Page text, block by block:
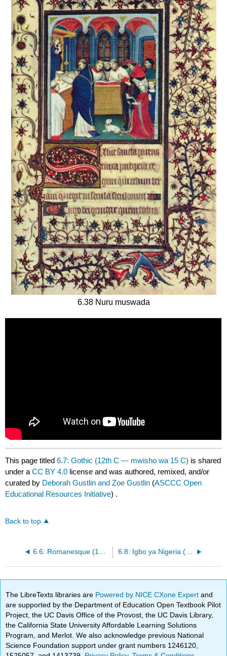
6.38 Nuru muswada
This page titled6.7: Gothic (12th C — mwisho wa 15 C) is shared
under aCC BY 4.0 license and was authored, remixed, and/or
curated by Deborah Gustlin and Zoe Gustlin (ASCCC Open
Educational Resources Initiative) .
Back to top
6.6: Romanesque (1000 CE - 1150 CE) 6.8: Igbo ya Nigeria (10 C - 13 C)
The LibreTexts libraries are Powered by NICE CXone Expertand
are supported by the Department of Education Open Textbook Pilot
Project, the UC Davis Office of the Provost, the UC Davis Library,
the California State University Affordable Learning Solutions
Program, and Merlot. We also acknowledge previous National
Science Foundation support under grant numbers 1246120,